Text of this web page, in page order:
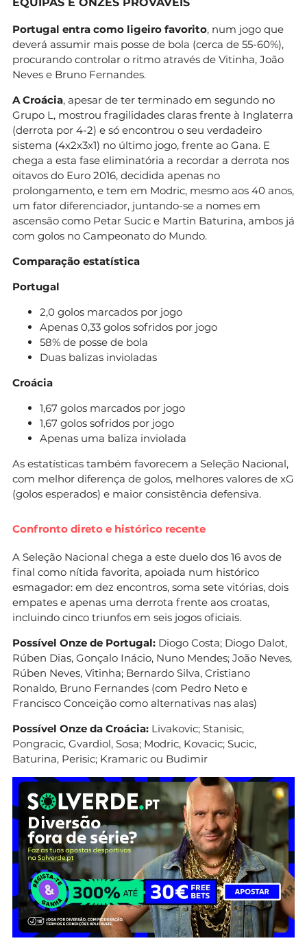
Portugal entra como ligeiro favorito, num jogo que
deverá assumir mais posse de bola (cerca de 55-60%),
procurando controlar o ritmo através de Vitinha, João
Neves e Bruno Fernandes.
A Croácia, apesar de ter terminado em segundo no
Grupo L, mostrou fragilidades claras frente à Inglaterra
(derrota por 4-2) e só encontrou o seu verdadeiro
sistema (4x2x3x1) no último jogo, frente ao Gana. E
chega a esta fase eliminatória a recordar a derrota nos
oitavos do Euro 2016, decidida apenas no
prolongamento, e tem em Modric, mesmo aos 40 anos,
um fator diferenciador, juntando-se a nomes em
ascensão como Petar Sucic e Martin Baturina, ambos já
com golos no Campeonato do Mundo.
Comparação estatística
Portugal
2,0 golos marcados por jogo
Apenas 0,33 golos sofridos por jogo
58% de posse de bola
Duas balizas invioladas
Croácia
1,67 golos marcados por jogo
1,67 golos sofridos por jogo
Apenas uma baliza inviolada
As estatísticas também favorecem a Seleção Nacional,
com melhor diferença de golos, melhores valores de xG
(golos esperados) e maior consistência defensiva.
Confronto direto e histórico recente
A Seleção Nacional chega a este duelo dos 16 avos de
final como nítida favorita, apoiada num histórico
esmagador: em dez encontros, soma sete vitórias, dois
empates e apenas uma derrota frente aos croatas,
incluindo cinco triunfos em seis jogos oficiais.
Possível Onze de Portugal: Diogo Costa; Diogo Dalot,
Rúben Dias, Gonçalo Inácio, Nuno Mendes; João Neves,
Rúben Neves, Vitinha; Bernardo Silva, Cristiano
Ronaldo, Bruno Fernandes (com Pedro Neto e
Francisco Conceição como alternativas nas alas)
Possível Onze da Croácia: Livakovic; Stanisic,
Pongracic, Gvardiol, Sosa; Modric, Kovacic; Sucic,
Baturina, Perisic; Kramaric ou Budimir